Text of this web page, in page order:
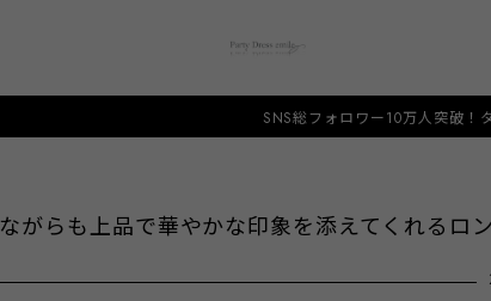
SNS総フォロワー10万人突破！タイムセール開催
がらも上品で華やかな印象を添えてくれるロ